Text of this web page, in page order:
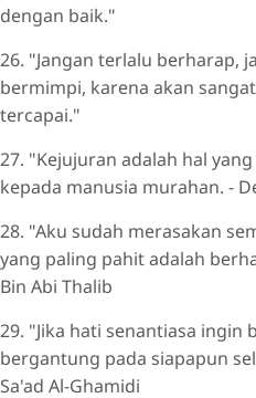
dengan baik."
26. "Jangan terlalu berharap,
bermimpi, karena akan
tercapai."
27. "Kejujuran adalah hal
kepada manusia murahan. -
28. "Aku sudah merasakan
yang paling pahit adalah
Bin Abi Thalib
29. "Jika hati senantiasa ingin
bergantung pada siapapun
Sa'ad Al-Ghamidi